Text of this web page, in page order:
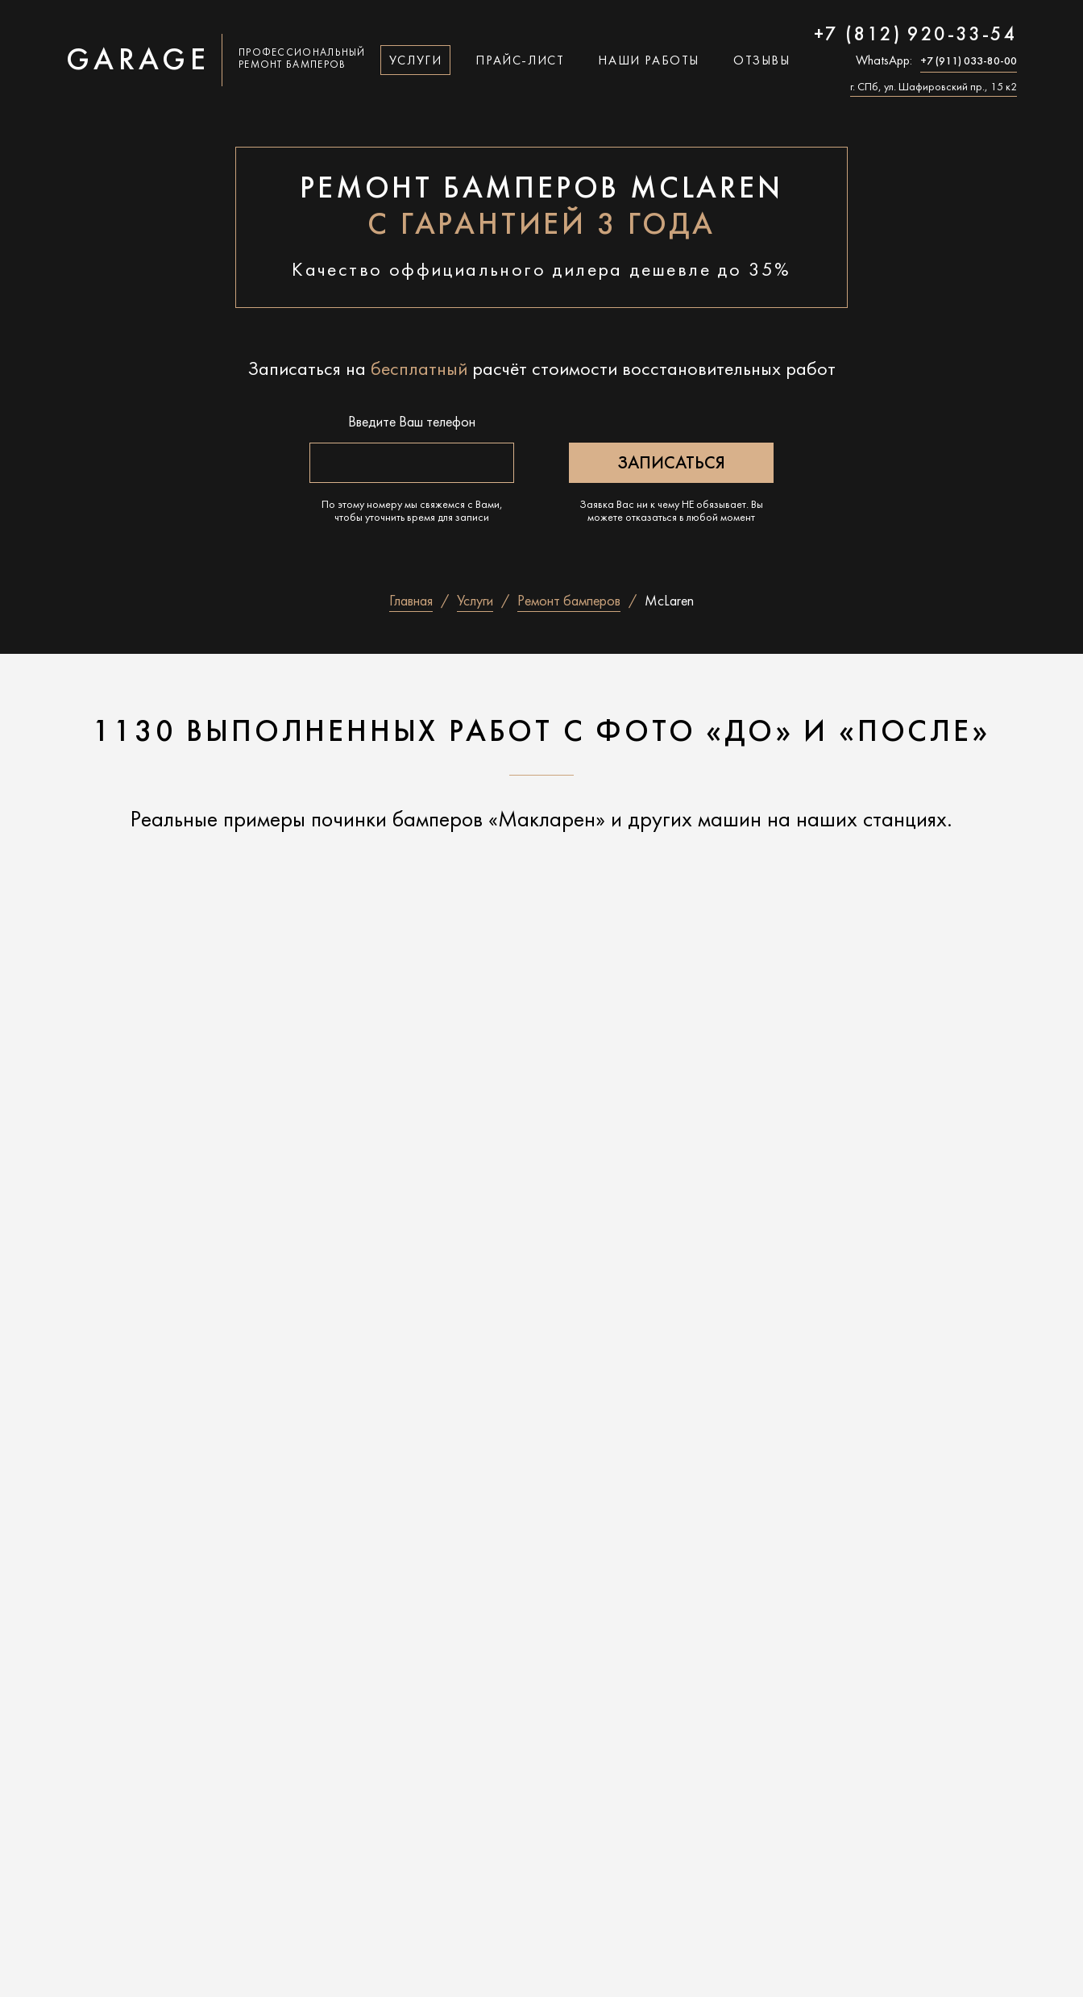
GARAGE
ПРОФЕССИОНАЛЬНЫЙ
РЕМОНТ БАМПЕРОВ
УСЛУГИ ПРАЙС-ЛИСТ НАШИ РАБОТЫ ОТЗЫВЫ
+7 (812) 920-33-54
WhatsApp: +7 (911) 033-80-00
г. СПб, ул. Шафировский пр., 15 к2
РЕМОНТ БАМПЕРОВ MCLAREN
С ГАРАНТИЕЙ 3 ГОДА
Качество оффициального дилера дешевле до 35%
Записаться на бесплатный расчёт стоимости восстановительных работ
Введите Ваш телефон
По этому номеру мы свяжемся с Вами,
чтобы уточнить время для записи
Заявка Вас ни к чему НЕ обязывает. Вы
можете отказаться в любой момент
Главная Услуги Ремонт бамперов McLaren
1130 ВЫПОЛНЕННЫХ РАБОТ С ФОТО «ДО» И «ПОСЛЕ»
Реальные примеры починки бамперов «Макларен» и других машин на наших станциях.